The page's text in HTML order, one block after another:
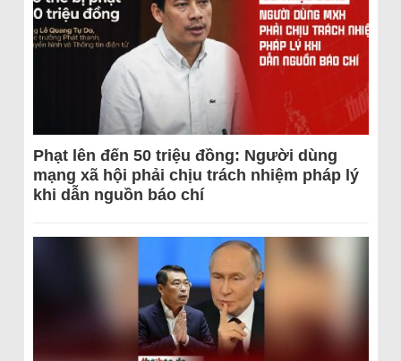
Phạt lên đến 50 triệu đồng: Người dùng
mạng xã hội phải chịu trách nhiệm pháp lý
khi dẫn nguồn báo chí